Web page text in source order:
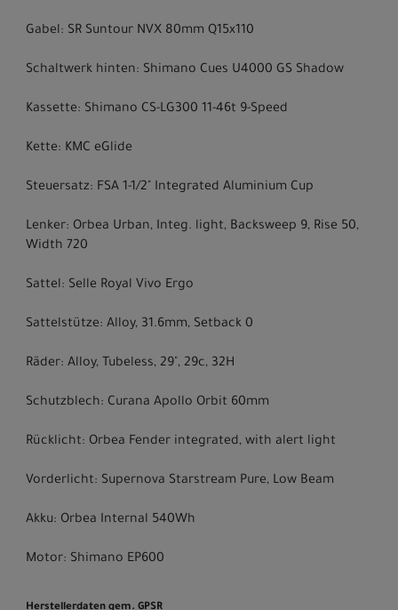
Gabel: SR Suntour NVX 80mm Q15x110
Schaltwerk hinten: Shimano Cues U4000 GS Shadow
Kassette: Shimano CS-LG300 11-46t 9-Speed
Kette: KMC eGlide
Steuersatz: FSA 1-1/2" Integrated Aluminium Cup
Lenker: Orbea Urban, Integ. light, Backsweep 9, Rise 50,
Width 720
Sattel: Selle Royal Vivo Ergo
Sattelstütze: Alloy, 31.6mm, Setback 0
Räder: Alloy, Tubeless, 29", 29c, 32H
Schutzblech: Curana Apollo Orbit 60mm
Rücklicht: Orbea Fender integrated, with alert light
Vorderlicht: Supernova Starstream Pure, Low Beam
Akku: Orbea Internal 540Wh
Motor: Shimano EP600